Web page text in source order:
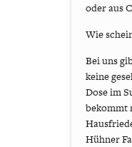
oder aus
Wie
Bei uns
keine
Dose im
bekommt
Hühner